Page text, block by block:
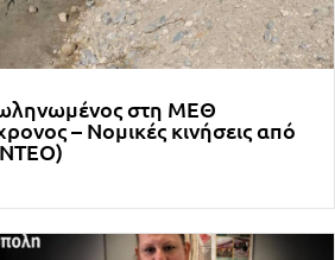
στη ΜΕΘ
– Νομικές κινήσεις από